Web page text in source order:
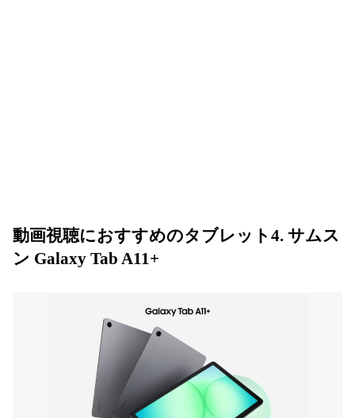
動画視聴におすすめのタブレット4. サムス
ン Galaxy Tab A11+